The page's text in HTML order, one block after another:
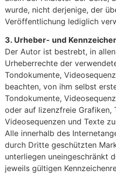
wurde, nicht derjenige, der
Veröffentlichung lediglich
3. Urheber- und
Der Autor ist bestrebt, in
Urheberrechte der
Tondokumente,
beachten, von ihm selbst
Tondokumente,
oder auf lizenzfreie Grafiken,
Videosequenzen und Texte
Alle innerhalb des
durch Dritte geschützten
unterliegen uneingeschränkt
jeweils gültigen